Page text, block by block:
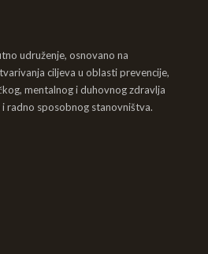
udruženje, osnovano na
ciljeva u oblasti prevencije,
mentalnog i duhovnog zdravlja
radno sposobnog stanovništva.